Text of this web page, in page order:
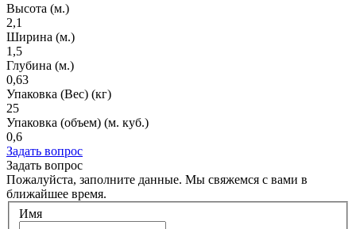
Высота (м.)
2,1
Ширина (м.)
1,5
Глубина (м.)
0,63
Упаковка (Вес) (кг)
25
Упаковка (объем) (м. куб.)
0,6
Задать вопрос
Задать вопрос
Пожалуйста, заполните данные. Мы свяжемся с вами в
ближайшее время.
Имя